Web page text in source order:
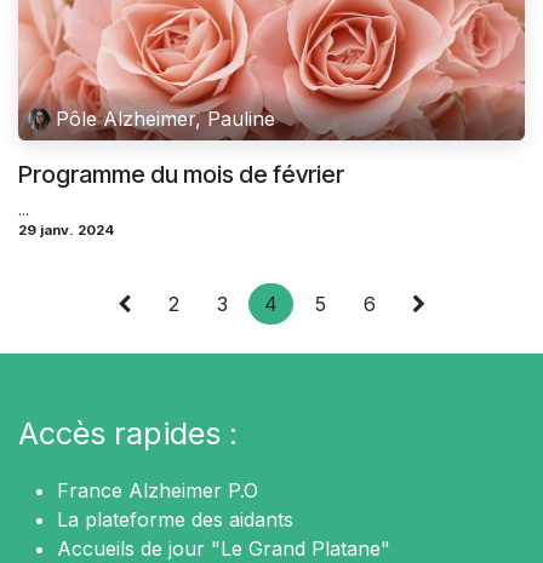
Pôle Alzheimer, Pauline
Programme du mois de février
...
29 janv. 2024
2 3 4 5 6
Accès rapides :
France Alzheimer P.O
La plateforme des aidants
Accueils de jour "Le Grand Platane"